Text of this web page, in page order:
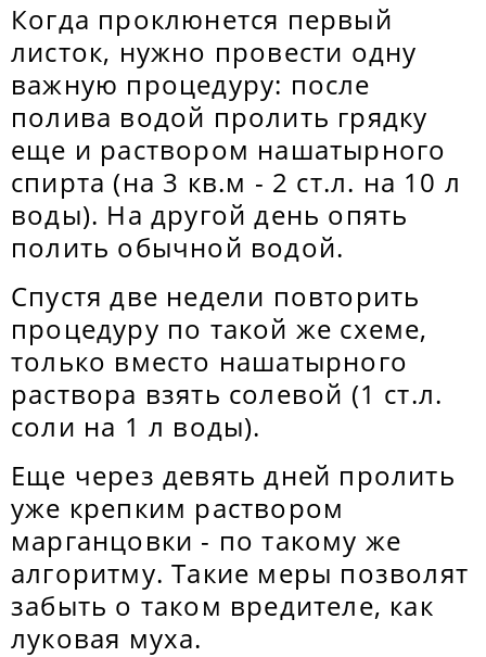
Когда проклюнется первый
листок, нужно провести одну
важную процедуру: после
полива водой пролить грядку
еще и раствором нашатырного
спирта (на 3 кв.м - 2 ст.л. на 10 л
воды). На другой день опять
полить обычной водой.
Спустя две недели повторить
процедуру по такой же схеме,
только вместо нашатырного
раствора взять солевой (1 ст.л.
соли на 1 л воды).
Еще через девять дней пролить
уже крепким раствором
марганцовки - по такому же
алгоритму. Такие меры позволят
забыть о таком вредителе, как
луковая муха.